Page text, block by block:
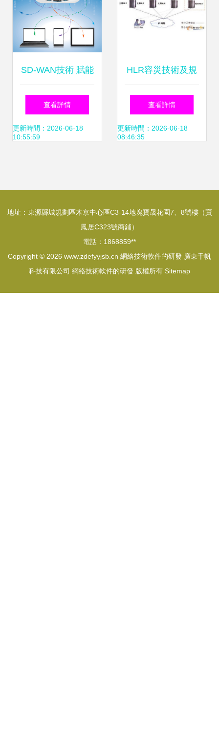
SD-WAN技術 賦能
網絡效率與可靠性
的革命性方案
查看詳情
更新時間：2026-06-18
10:55:59
HLR容災技術及規
劃要點
查看詳情
更新時間：2026-06-18
08:46:35
地址：東源縣城規劃區木京中心區C3-14地塊寶晟花園7、8號樓（寶
鳳居C323號商鋪）
電話：1868859**
Copyright © 2026 www.zdefyyjsb.cn 網絡技術軟件的研發 廣東千帆
科技有限公司 網絡技術軟件的研發 版權所有 Sitemap